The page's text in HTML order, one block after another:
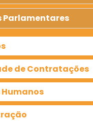
Parlamentares
de Contratações
Humanos